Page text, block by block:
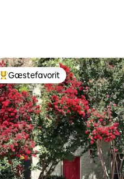
Bedste gæstefavorit
Gæstefavorit